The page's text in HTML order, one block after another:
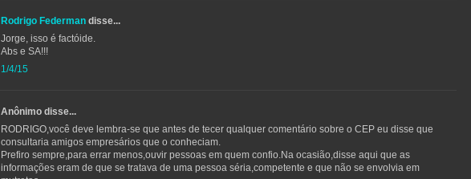
Rodrigo Federman disse...
Jorge, isso é factóide.
Abs e SA!!!
1/4/15
Anônimo disse...
RODRIGO,você deve lembra-se que antes de tecer qualquer comentário sobre o CEP eu disse que
consultaria amigos empresários que o conheciam.
Prefiro sempre,para errar menos,ouvir pessoas em quem confio.Na ocasião,disse aqui que as
informações eram de que se tratava de uma pessoa séria,competente e que não se envolvia em